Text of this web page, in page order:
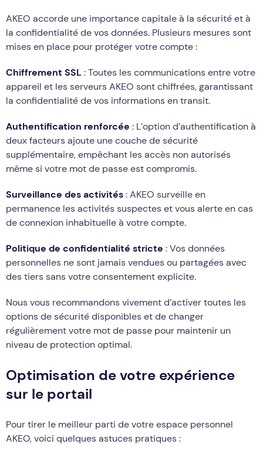
AKEO accorde une importance capitale à la sécurité et à
la confidentialité de vos données. Plusieurs mesures sont
mises en place pour protéger votre compte :
Chiffrement SSL : Toutes les communications entre votre
appareil et les serveurs AKEO sont chiffrées, garantissant
la confidentialité de vos informations en transit.
Authentification renforcée : L’option d’authentification à
deux facteurs ajoute une couche de sécurité
supplémentaire, empêchant les accès non autorisés
même si votre mot de passe est compromis.
Surveillance des activités: AKEO surveille en
permanence les activités suspectes et vous alerte en cas
de connexion inhabituelle à votre compte.
Politique de confidentialité stricte : Vos données
personnelles ne sont jamais vendues ou partagées avec
des tiers sans votre consentement explicite.
Nous vous recommandons vivement d’activer toutes les
options de sécurité disponibles et de changer
régulièrement votre mot de passe pour maintenir un
niveau de protection optimal.
Optimisation de votre expérience
sur le portail
Pour tirer le meilleur parti de votre espace personnel
AKEO, voici quelques astuces pratiques :